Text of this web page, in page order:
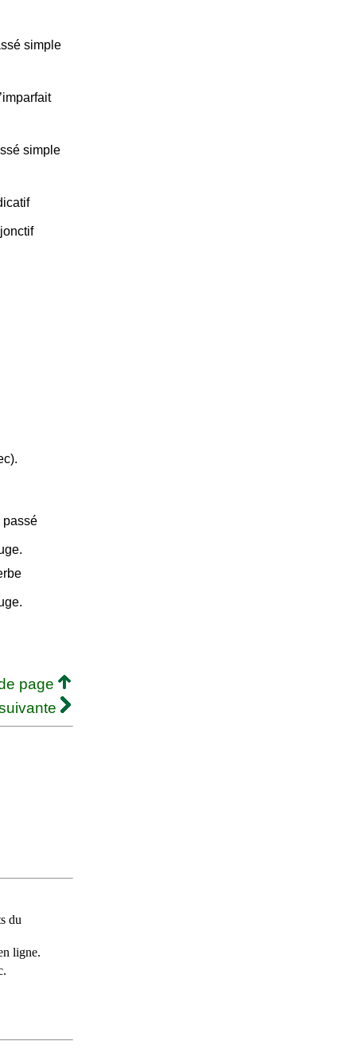
simple
simple
passé
page
du
ligne.